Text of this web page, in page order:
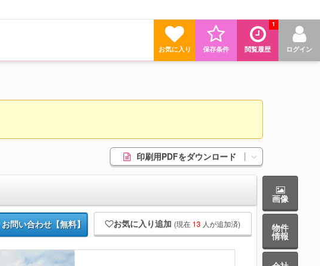
ログイン
閲覧履歴
1
保存条件
お気に入り
印刷用PDFをダウンロード
お問い合わせ【無料】 お気に入り追加 (現在 13 人が追加済)
画像
物件
情報